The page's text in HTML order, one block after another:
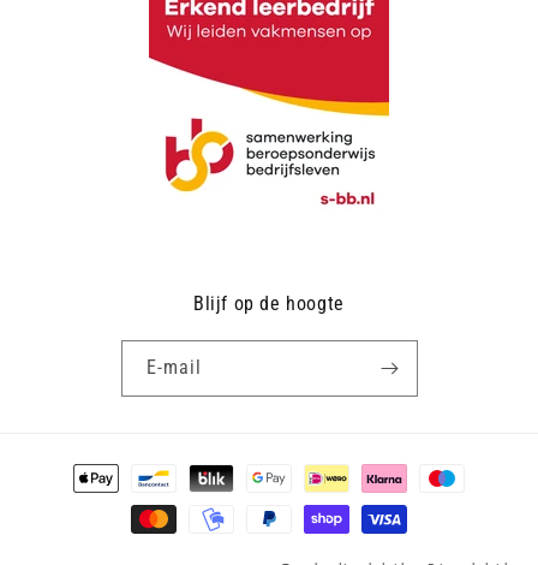
Blijf op de hoogte
E‑mail
Betaalmethoden